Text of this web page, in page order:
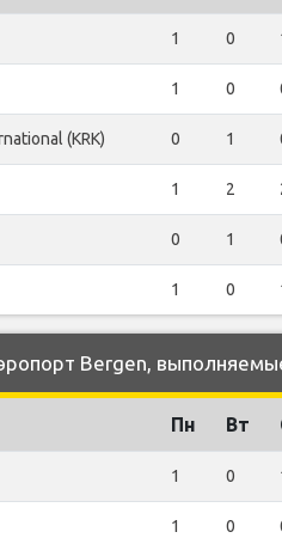
1 0
1 0
(KRK) 0 1
1 2
0 1
1 0
Bergen,
Пн Вт
1 0
1 0